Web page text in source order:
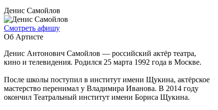
Денис Самойлов
Cмотреть афишу
Об Артисте
Денис Антонович Самойлов — российский актёр театра,
кино и телевидения. Родился 25 марта 1992 года в Москве.
После школы поступил в институт имени Щукина, актёрское
мастерство перенимал у Владимира Иванова. В 2014 году
окончил Театральный институт имени Бориса Щукина.